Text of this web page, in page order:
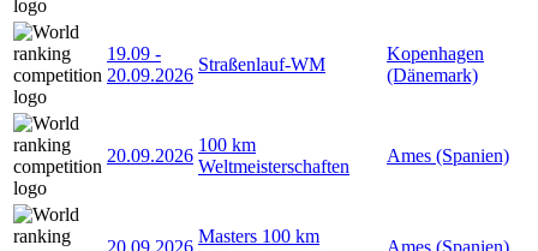
19.09 -
20.09.2026
Straßenlauf-WM
Kopenhagen
(Dänemark)
20.09.2026
100 km
Weltmeisterschaften
Ames (Spanien)
Masters 100 km